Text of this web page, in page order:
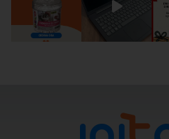
Scrittura e
correzione